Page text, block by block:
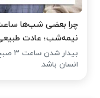
نیمه‌شب؛ عادت
انسان باشد.